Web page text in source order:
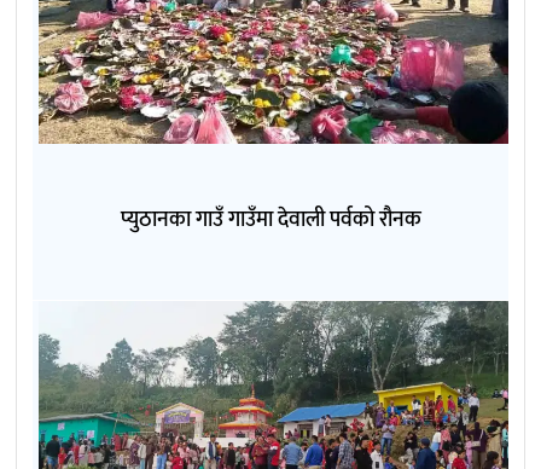
प्युठानका गाउँ गाउँमा देवाली पर्वको रौनक